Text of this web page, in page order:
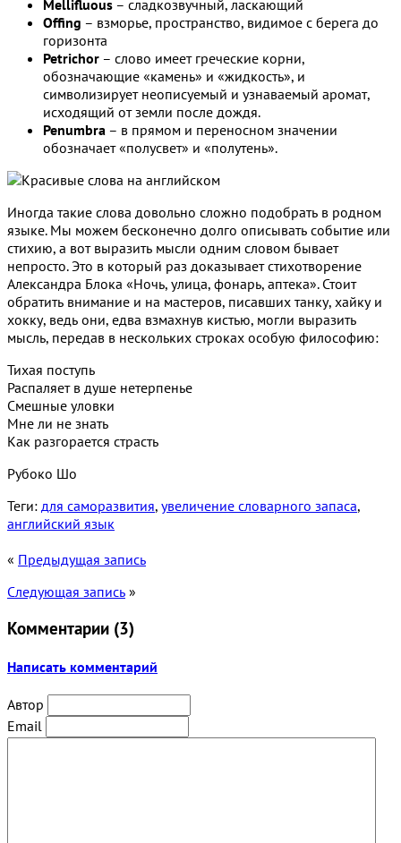
Mellifluous – сладкозвучный, ласкающий
Offing – взморье, пространство, видимое с берега до
горизонта
Petrichor – слово имеет греческие корни,
обозначающие «камень» и «жидкость», и
символизирует неописуемый и узнаваемый аромат,
исходящий от земли после дождя.
Penumbra – в прямом и переносном значении
обозначает «полусвет» и «полутень».
Иногда такие слова довольно сложно подобрать в родном
языке. Мы можем бесконечно долго описывать событие или
стихию, а вот выразить мысли одним словом бывает
непросто. Это в который раз доказывает стихотворение
Александра Блока «Ночь, улица, фонарь, аптека». Стоит
обратить внимание и на мастеров, писавших танку, хайку и
хокку, ведь они, едва взмахнув кистью, могли выразить
мысль, передав в нескольких строках особую философию:
Тихая поступь
Распаляет в душе нетерпенье
Смешные уловки
Мне ли не знать
Как разгорается страсть
Рубоко Шо
Теги: для саморазвития, увеличение словарного запаса,
английский язык
« Предыдущая запись
Следующая запись »
Комментарии (3)
Написать комментарий
Автор
Email